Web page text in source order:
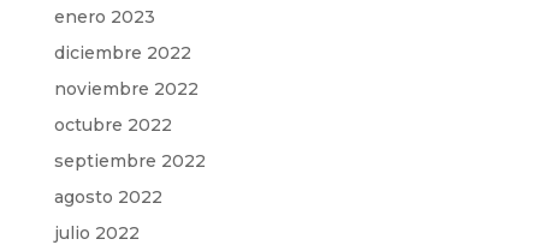
enero 2023
diciembre 2022
noviembre 2022
octubre 2022
septiembre 2022
agosto 2022
julio 2022